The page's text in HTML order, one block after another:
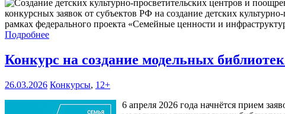
конкурсных заявок от субъектов РФ на создание детских
рамках федерального проекта «Семейные ценности и
Подробнее
Конкурс на создание модельных библиотек
26.03.2026 Конкурсы, 12+
6 апреля 2026 года начнётся прием